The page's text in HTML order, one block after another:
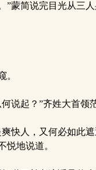
”蒙简说完目光从三
。
说起？”齐姓大首领
快人，又何必如此
悦地说道。